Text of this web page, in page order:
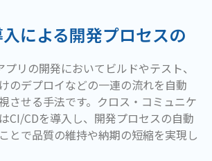
による開発プロセスの
プリの開発においてビルドやテスト、
のデプロイなどの一連の流れを自動
させる手法です。クロス・コミュニケ
CI/CDを導入し、開発プロセスの自動
とで品質の維持や納期の短縮を実現し